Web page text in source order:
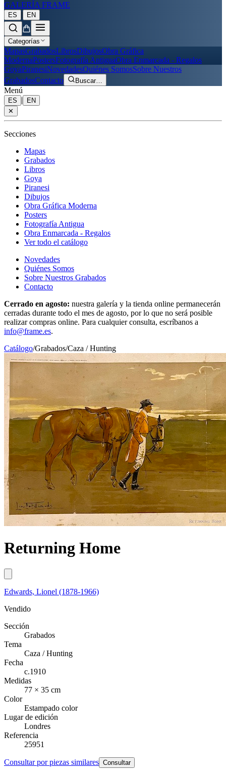
GALERÍA FRAME
ES | EN
Categorías
MapasGrabadosLibrosDibujosObra Gráfica
ModernaPostersFotografía AntiguaObra Enmarcada - Regalos
GoyaPiranesiNovedadesQuiénes SomosSobre Nuestros
GrabadosContacto Buscar…
Menú
ES |
EN
✕
Secciones
Mapas
Grabados
Libros
Goya
Piranesi
Dibujos
Obra Gráfica Moderna
Posters
Fotografía Antigua
Obra Enmarcada - Regalos
Ver todo el catálogo
Novedades
Quiénes Somos
Sobre Nuestros Grabados
Contacto
Cerrado en agosto: nuestra galería y la tienda online permanecerán
cerradas durante todo el mes de agosto, por lo que no será posible
realizar compras online. Para cualquier consulta, escríbanos a
info@frame.es.
Catálogo/Grabados/Caza / Hunting
Returning Home
Edwards, Lionel (1878-1966)
Vendido
Sección
Grabados
Tema
Caza / Hunting
Fecha
c.1910
Medidas
77 × 35 cm
Color
Estampado color
Lugar de edición
Londres
Referencia
25951
Consultar por piezas similares Consultar